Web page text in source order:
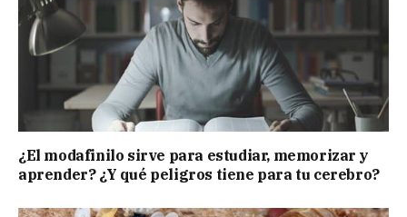
¿El modafinilo sirve para estudiar, memorizar y
aprender? ¿Y qué peligros tiene para tu cerebro?